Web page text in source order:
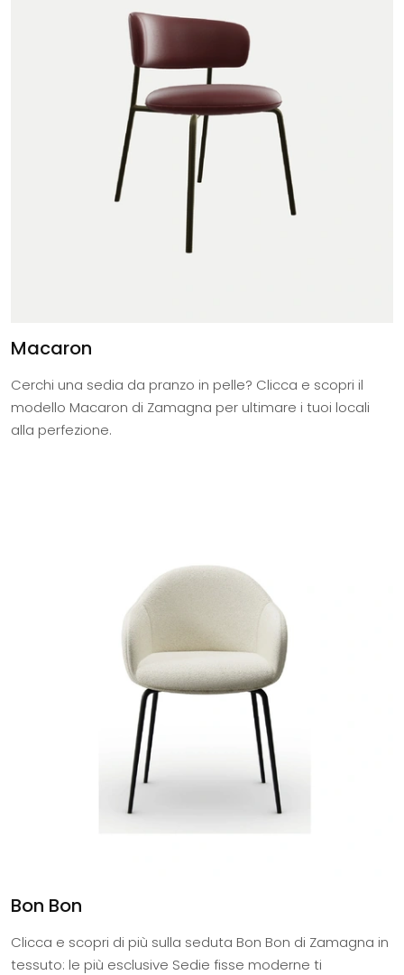
Macaron
Cerchi una sedia da pranzo in pelle? Clicca e scopri il
modello Macaron di Zamagna per ultimare i tuoi locali
alla perfezione.
Bon Bon
Clicca e scopri di più sulla seduta Bon Bon di Zamagna in
tessuto: le più esclusive Sedie fisse moderne ti